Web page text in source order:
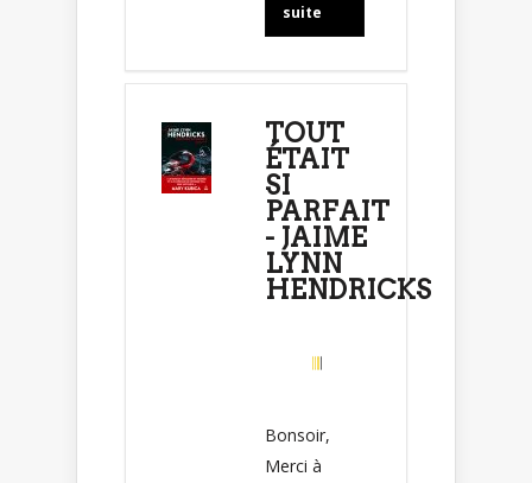
suite
TOUT
ÉTAIT
SI
PARFAIT
- JAIME
LYNN
HENDRICKS
Bonsoir,
Merci à